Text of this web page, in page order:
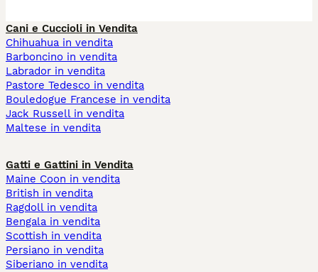
Cani e Cuccioli in Vendita
Chihuahua in vendita
Barboncino in vendita
Labrador in vendita
Pastore Tedesco in vendita
Bouledogue Francese in vendita
Jack Russell in vendita
Maltese in vendita
Gatti e Gattini in Vendita
Maine Coon in vendita
British in vendita
Ragdoll in vendita
Bengala in vendita
Scottish in vendita
Persiano in vendita
Siberiano in vendita